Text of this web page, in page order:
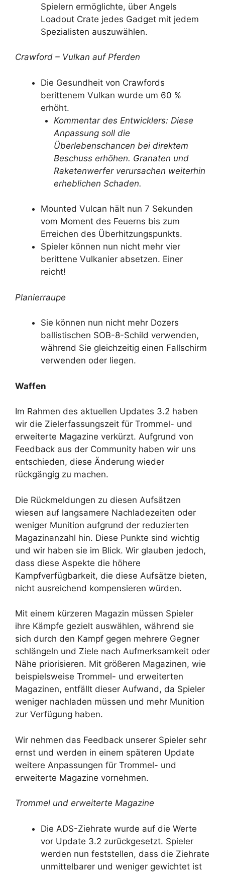
Spielern ermöglichte, über Angels
Loadout Crate jedes Gadget mit jedem
Spezialisten auszuwählen.
Crawford – Vulkan auf Pferden
Die Gesundheit von Crawfords
berittenem Vulkan wurde um 60 %
erhöht.
Kommentar des Entwicklers: Diese
Anpassung soll die
Überlebenschancen bei direktem
Beschuss erhöhen. Granaten und
Raketenwerfer verursachen weiterhin
erheblichen Schaden.
Mounted Vulcan hält nun 7 Sekunden
vom Moment des Feuerns bis zum
Erreichen des Überhitzungspunkts.
Spieler können nun nicht mehr vier
berittene Vulkanier absetzen. Einer
reicht!
Planierraupe
Sie können nun nicht mehr Dozers
ballistischen SOB-8-Schild verwenden,
während Sie gleichzeitig einen Fallschirm
verwenden oder liegen.
Waffen
Im Rahmen des aktuellen Updates 3.2 haben
wir die Zielerfassungszeit für Trommel- und
erweiterte Magazine verkürzt. Aufgrund von
Feedback aus der Community haben wir uns
entschieden, diese Änderung wieder
rückgängig zu machen.
Die Rückmeldungen zu diesen Aufsätzen
wiesen auf langsamere Nachladezeiten oder
weniger Munition aufgrund der reduzierten
Magazinanzahl hin. Diese Punkte sind wichtig
und wir haben sie im Blick. Wir glauben jedoch,
dass diese Aspekte die höhere
Kampfverfügbarkeit, die diese Aufsätze bieten,
nicht ausreichend kompensieren würden.
Mit einem kürzeren Magazin müssen Spieler
ihre Kämpfe gezielt auswählen, während sie
sich durch den Kampf gegen mehrere Gegner
schlängeln und Ziele nach Aufmerksamkeit oder
Nähe priorisieren. Mit größeren Magazinen, wie
beispielsweise Trommel- und erweiterten
Magazinen, entfällt dieser Aufwand, da Spieler
weniger nachladen müssen und mehr Munition
zur Verfügung haben.
Wir nehmen das Feedback unserer Spieler sehr
ernst und werden in einem späteren Update
weitere Anpassungen für Trommel- und
erweiterte Magazine vornehmen.
Trommel und erweiterte Magazine
Die ADS-Ziehrate wurde auf die Werte
vor Update 3.2 zurückgesetzt. Spieler
werden nun feststellen, dass die Ziehrate
unmittelbarer und weniger gewichtet ist